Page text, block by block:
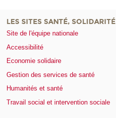
LES SITES SANTÉ, SOLIDARITÉ
Site de l'équipe nationale
Accessibilité
Economie solidaire
Gestion des services de santé
Humanités et santé
Travail social et intervention sociale